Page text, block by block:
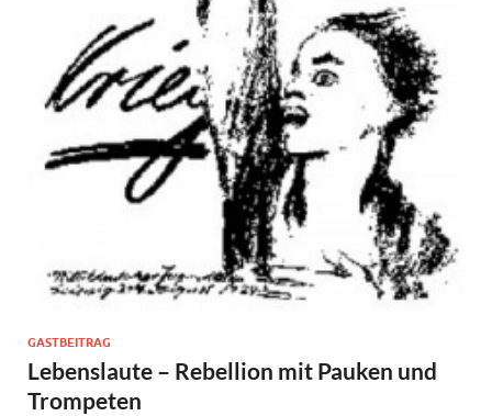
GASTBEITRAG
Lebenslaute – Rebellion mit Pauken und
Trompeten